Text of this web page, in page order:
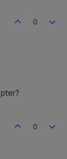
0
und den ganzen
tun sollen?)
control läuft)
oder
0